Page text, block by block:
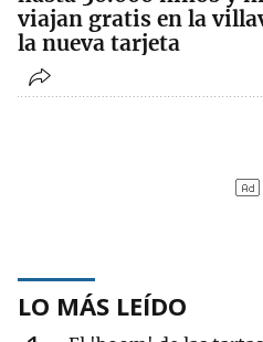
viajan gratis en la
la nueva tarjeta
LO MÁS LEÍDO